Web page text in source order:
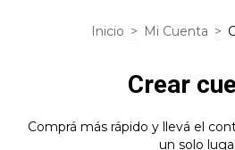
Inicio > Mi Cuenta >
Crear
Comprá más rápido y llevá el
un solo